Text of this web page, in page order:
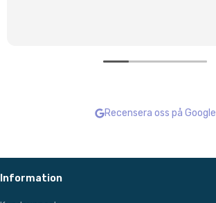
Recensera oss på Google
Information